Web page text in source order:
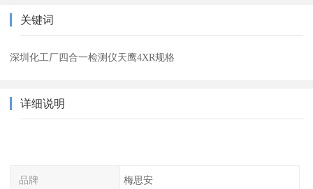
关键词
深圳化工厂四合一检测仪天鹰4XR规格
详细说明
品牌 梅思安